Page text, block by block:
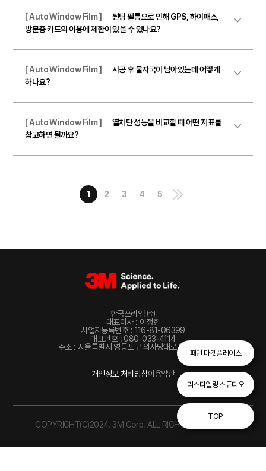
패턴 마켓플레이스
리스타일링 스튜디오
TOP
[ Auto Window Film ]
썬팅 필름으로 인해 GPS, 하이패스,
방문증 카드의 이용에 제한이 있을 수 있나요?
[ Auto Window Film ]
시공 후 물자국이 남아있는데 어떻게
하나요?
[ Auto Window Film ]
열차단 성능을 비교할 때 어떤 지표를
참고하면 될까요?
1 2 3 4 5
한국쓰리엠 ㈜
대표이사 : 이정한
사업자등록번호 : 116-81-06399
대표번호 : 080-033-4114
주소 : 서울특별시 영등포구 의사당대로 82, 22층
개인정보 처리방침이용약관
COPYRIGHT(C)2024. 3M Corp. ALL RIGHTS RESERVED